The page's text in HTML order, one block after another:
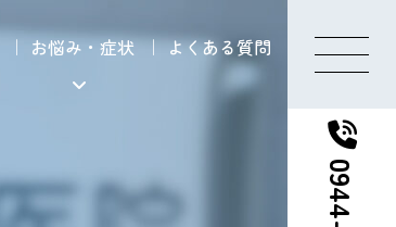
お悩み・症状 よくある質問